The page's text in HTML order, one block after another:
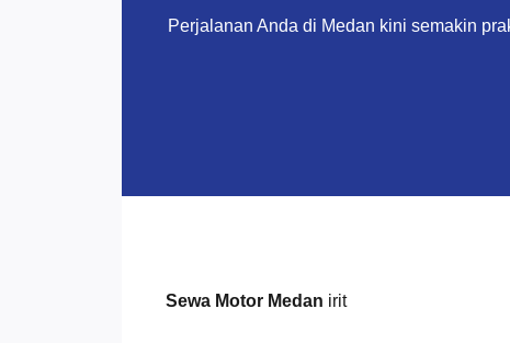
Perjalanan Anda di Medan kini semakin
Sewa Motor Medan irit